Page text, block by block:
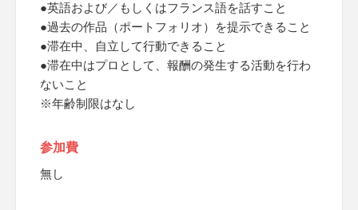
●英語および／もしくはフランス語を話すこと
●過去の作品（ポートフォリオ）を提示できること
●滞在中、自立して行動できること
●滞在中はプロとして、報酬の発生する活動を行わ
ないこと
※年齢制限はなし
参加費
無し